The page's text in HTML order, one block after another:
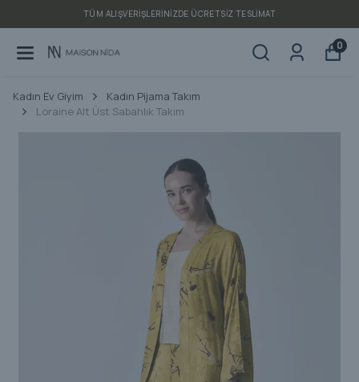
TÜM ALIŞVERIŞLERINIZDE ÜCRETSIZ TESLIMAT
0
Kadın Ev Giyim
Kadın Pijama Takım
Loraine Alt Üst Sabahlık Takım